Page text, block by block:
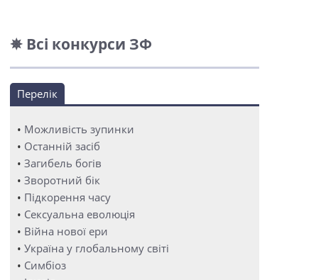
✵ Всі конкурси ЗФ
Перелік
• Можливість зупинки
• Останній засіб
• Загибель богів
• Зворотний бік
• Підкорення часу
• Сексуальна еволюція
• Війна нової ери
• Україна у глобальному світі
• Симбіоз